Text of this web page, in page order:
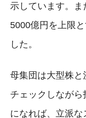
示しています。ま
5000億円を上限
した。
母集団は大型株と
チェックしながら
になれば、立派